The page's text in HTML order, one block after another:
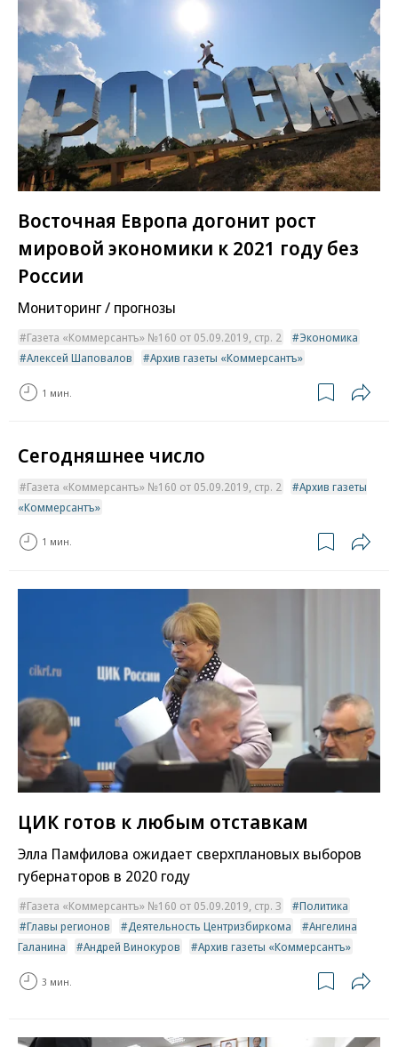
Восточная Европа догонит рост
мировой экономики к 2021 году без
России
Мониторинг / прогнозы
Газета «Коммерсантъ» №160 от 05.09.2019, стр. 2
Экономика
Алексей Шаповалов
Архив газеты «Коммерсантъ»
1 мин.
Сегодняшнее число
Газета «Коммерсантъ» №160 от 05.09.2019, стр. 2
Архив газеты
«Коммерсантъ»
1 мин.
ЦИК готов к любым отставкам
Элла Памфилова ожидает сверхплановых выборов
губернаторов в 2020 году
Газета «Коммерсантъ» №160 от 05.09.2019, стр. 3
Политика
Главы регионов
Деятельность Центризбиркома
Ангелина
Галанина
Андрей Винокуров Архив газеты «Коммерсантъ»
3 мин.